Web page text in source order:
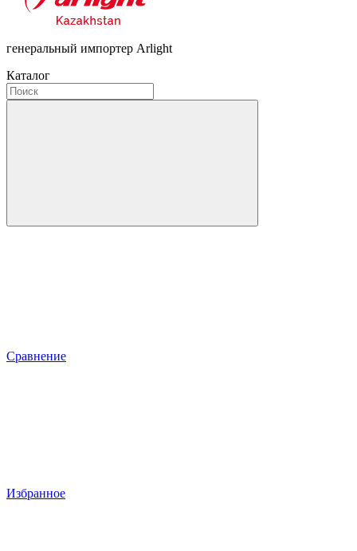
генеральный импортер Arlight
Каталог
Сравнение
Избранное